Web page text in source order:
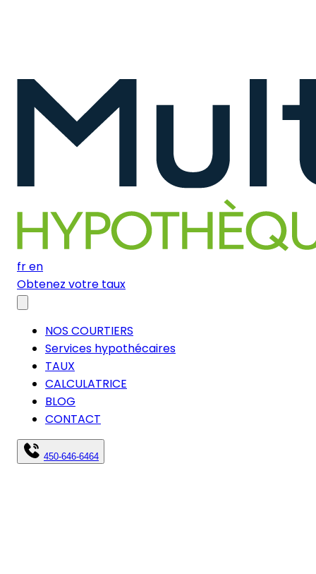
fren
Obtenez votre taux
NOS COURTIERS
Services hypothécaires
TAUX
CALCULATRICE
BLOG
CONTACT
450-646-6464